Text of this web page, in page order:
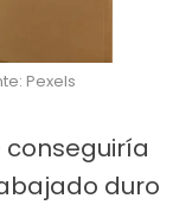
Pexels
conseguiría
duro